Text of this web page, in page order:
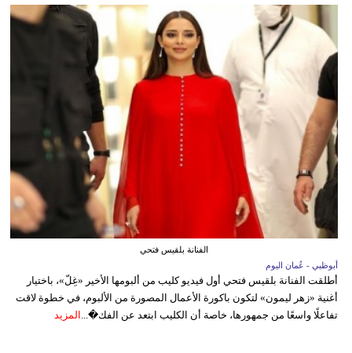
الفنانة بلقيس فتحي
أبوظبي - عُمان اليوم
أطلقت الفنانة بلقيس فتحي أول فيديو كليب من ألبومها الأخير «غِلّ»، باختيار
أغنية «زهر ليمون» لتكون باكورة الأعمال المصورة من الألبوم، في خطوة لاقت
تفاعلًا واسعًا من جمهورها، خاصة أن الكليب ابتعد عن الفك�... المزيد